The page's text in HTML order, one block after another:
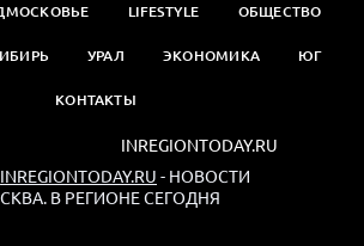
LIFESTYLE ОБЩЕСТВО
УРАЛ ЭКОНОМИКА ЮГ
КОНТАКТЫ
INREGIONTODAY.RU - НОВОСТИ
В РЕГИОНЕ СЕГОДНЯ